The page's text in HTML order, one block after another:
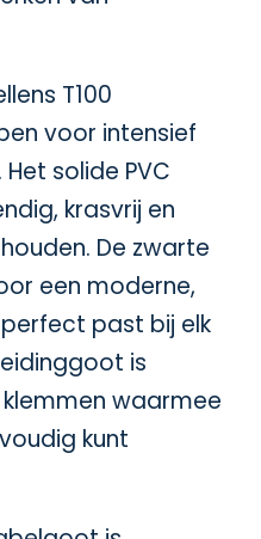
T100
voor intensief
solide PVC
krasvrij en
De zwarte
een moderne,
past bij elk
is
waarmee
kunt